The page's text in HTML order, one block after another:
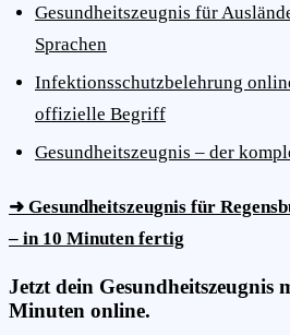
Gesundheitszeugnis für
Sprachen
Infektionsschutzbelehrung
offizielle Begriff
Gesundheitszeugnis – der
➜ Gesundheitszeugnis für
– in 10 Minuten fertig
Jetzt dein Gesundheitszeugnis
Minuten online.